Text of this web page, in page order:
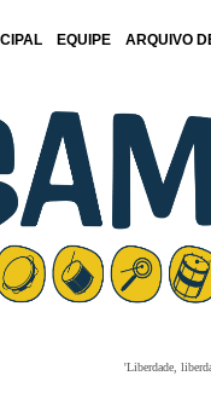
EQUIPE ARQUIVO
'Liberdade,